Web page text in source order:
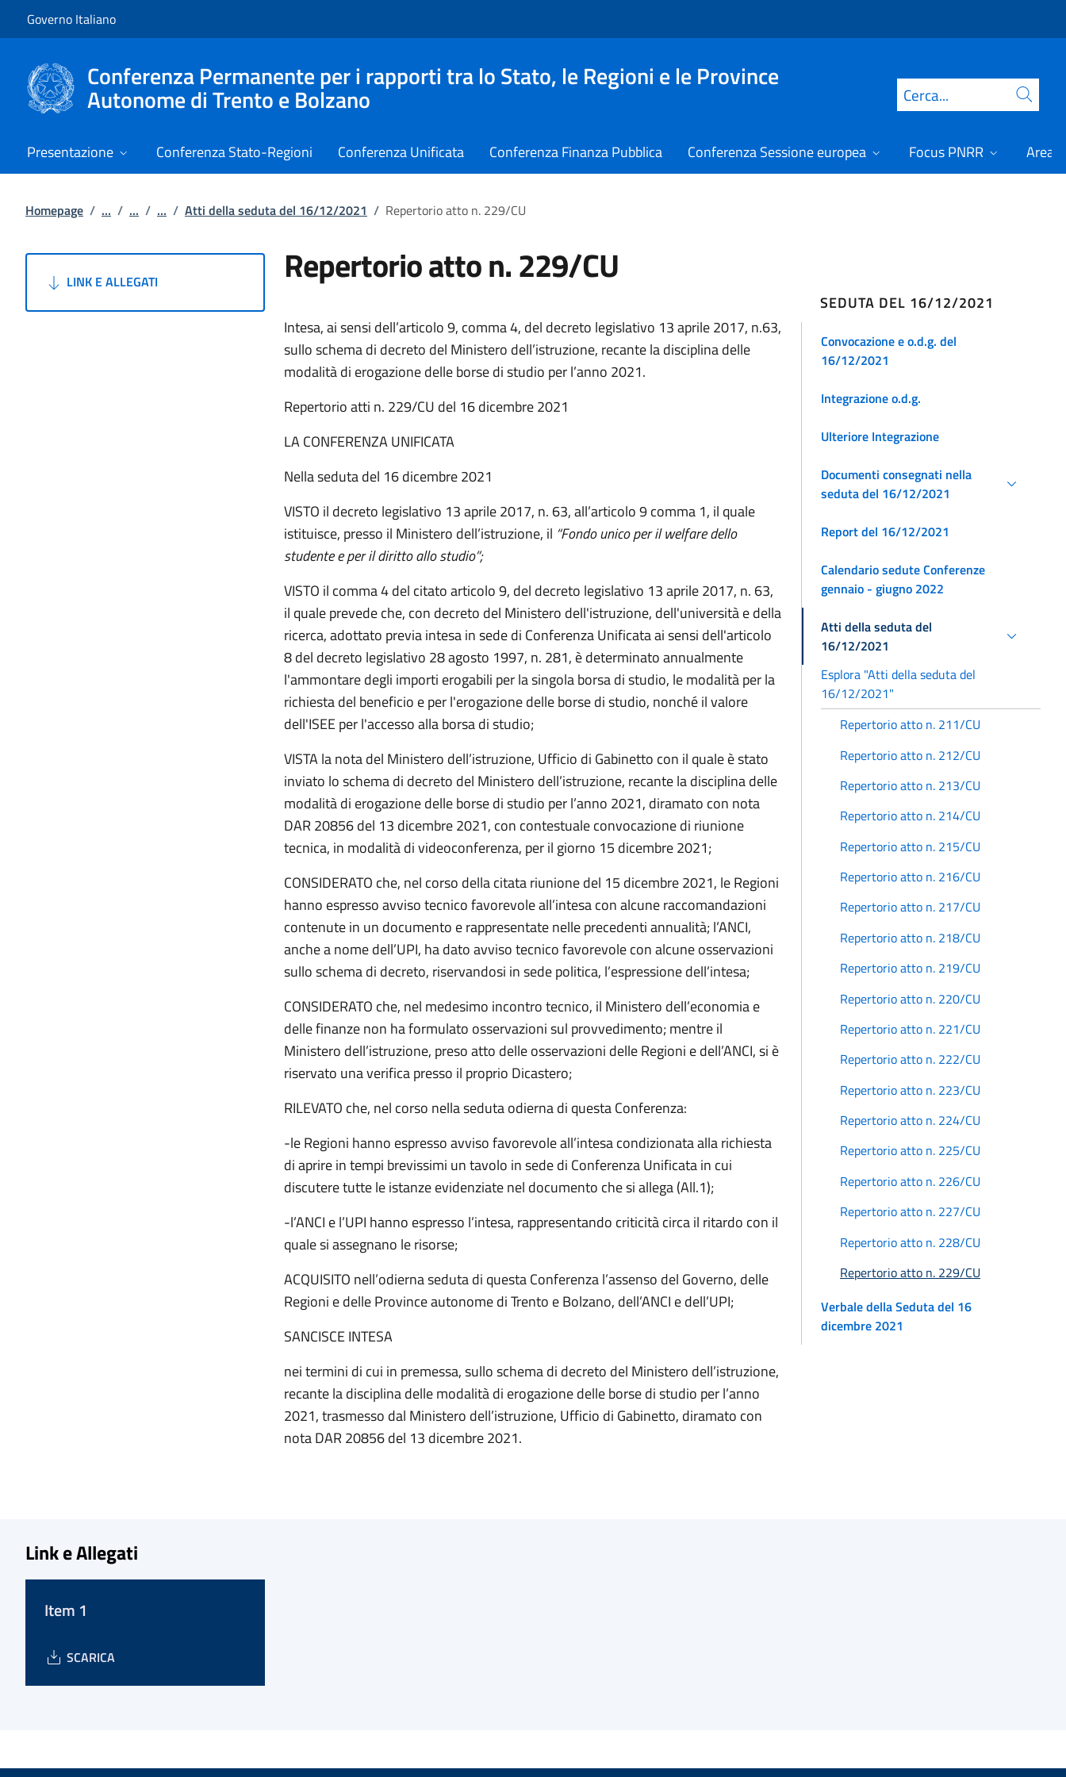
Governo Italiano
Conferenza Permanente per i rapporti tra lo Stato, le Regioni e le Province
Autonome di Trento e Bolzano Cerca
Presentazione Conferenza Stato-Regioni Conferenza Unificata Conferenza Finanza Pubblica Conferenza Sessione europea Focus PNRR Area
Homepage / ... / ... / ... / Atti della seduta del 16/12/2021 / Repertorio atto n. 229/CU
LINK E ALLEGATI Repertorio atto n. 229/CU
Intesa, ai sensi dell’articolo 9, comma 4, del decreto legislativo 13 aprile 2017, n.63,
sullo schema di decreto del Ministero dell’istruzione, recante la disciplina delle
modalità di erogazione delle borse di studio per l’anno 2021.
Repertorio atti n. 229/CU del 16 dicembre 2021
LA CONFERENZA UNIFICATA
Nella seduta del 16 dicembre 2021
VISTO il decreto legislativo 13 aprile 2017, n. 63, all’articolo 9 comma 1, il quale
istituisce, presso il Ministero dell’istruzione, il “Fondo unico per il welfare dello
studente e per il diritto allo studio”;
VISTO il comma 4 del citato articolo 9, del decreto legislativo 13 aprile 2017, n. 63,
il quale prevede che, con decreto del Ministero dell'istruzione, dell'università e della
ricerca, adottato previa intesa in sede di Conferenza Unificata ai sensi dell'articolo
8 del decreto legislativo 28 agosto 1997, n. 281, è determinato annualmente
l'ammontare degli importi erogabili per la singola borsa di studio, le modalità per la
richiesta del beneficio e per l'erogazione delle borse di studio, nonché il valore
dell'ISEE per l'accesso alla borsa di studio;
VISTA la nota del Ministero dell’istruzione, Ufficio di Gabinetto con il quale è stato
inviato lo schema di decreto del Ministero dell’istruzione, recante la disciplina delle
modalità di erogazione delle borse di studio per l’anno 2021, diramato con nota
DAR 20856 del 13 dicembre 2021, con contestuale convocazione di riunione
tecnica, in modalità di videoconferenza, per il giorno 15 dicembre 2021;
CONSIDERATO che, nel corso della citata riunione del 15 dicembre 2021, le Regioni
hanno espresso avviso tecnico favorevole all’intesa con alcune raccomandazioni
contenute in un documento e rappresentate nelle precedenti annualità; l’ANCI,
anche a nome dell’UPI, ha dato avviso tecnico favorevole con alcune osservazioni
sullo schema di decreto, riservandosi in sede politica, l’espressione dell’intesa;
CONSIDERATO che, nel medesimo incontro tecnico, il Ministero dell’economia e
delle finanze non ha formulato osservazioni sul provvedimento; mentre il
Ministero dell’istruzione, preso atto delle osservazioni delle Regioni e dell’ANCI, si è
riservato una verifica presso il proprio Dicastero;
RILEVATO che, nel corso nella seduta odierna di questa Conferenza:
-le Regioni hanno espresso avviso favorevole all’intesa condizionata alla richiesta
di aprire in tempi brevissimi un tavolo in sede di Conferenza Unificata in cui
discutere tutte le istanze evidenziate nel documento che si allega (All.1);
-l’ANCI e l’UPI hanno espresso l’intesa, rappresentando criticità circa il ritardo con il
quale si assegnano le risorse;
ACQUISITO nell’odierna seduta di questa Conferenza l’assenso del Governo, delle
Regioni e delle Province autonome di Trento e Bolzano, dell’ANCI e dell’UPI;
SANCISCE INTESA
nei termini di cui in premessa, sullo schema di decreto del Ministero dell’istruzione,
recante la disciplina delle modalità di erogazione delle borse di studio per l’anno
2021, trasmesso dal Ministero dell’istruzione, Ufficio di Gabinetto, diramato con
nota DAR 20856 del 13 dicembre 2021.
SEDUTA DEL 16/12/2021
Convocazione e o.d.g. del
16/12/2021
Integrazione o.d.g.
Ulteriore Integrazione
Documenti consegnati nella
seduta del 16/12/2021
Report del 16/12/2021
Calendario sedute Conferenze
gennaio - giugno 2022
Atti della seduta del
16/12/2021
Esplora "Atti della seduta del
16/12/2021"
Repertorio atto n. 211/CU
Repertorio atto n. 212/CU
Repertorio atto n. 213/CU
Repertorio atto n. 214/CU
Repertorio atto n. 215/CU
Repertorio atto n. 216/CU
Repertorio atto n. 217/CU
Repertorio atto n. 218/CU
Repertorio atto n. 219/CU
Repertorio atto n. 220/CU
Repertorio atto n. 221/CU
Repertorio atto n. 222/CU
Repertorio atto n. 223/CU
Repertorio atto n. 224/CU
Repertorio atto n. 225/CU
Repertorio atto n. 226/CU
Repertorio atto n. 227/CU
Repertorio atto n. 228/CU
Repertorio atto n. 229/CU
Verbale della Seduta del 16
dicembre 2021
Link e Allegati
Item 1
SCARICA